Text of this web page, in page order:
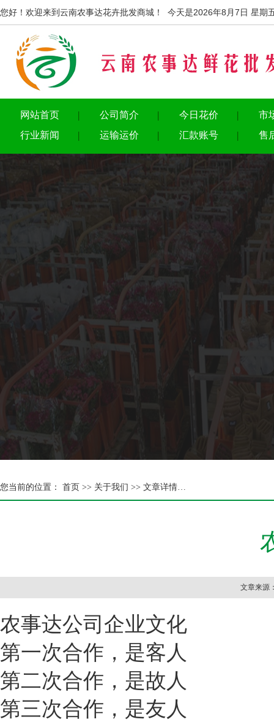
您好！欢迎来到云南农事达花卉批发商城！ 今天是2026年8月7日 星期
网站首页 公司简介 今日花价
市
行业新闻
运输运价 汇款账号 售
您当前的位置： 首页 >> 关于我们 >> 文章详情…
文章来源
农事达公司企业文化
第一次合作，是客人
第二次合作，是故人
第三次合作，是友人